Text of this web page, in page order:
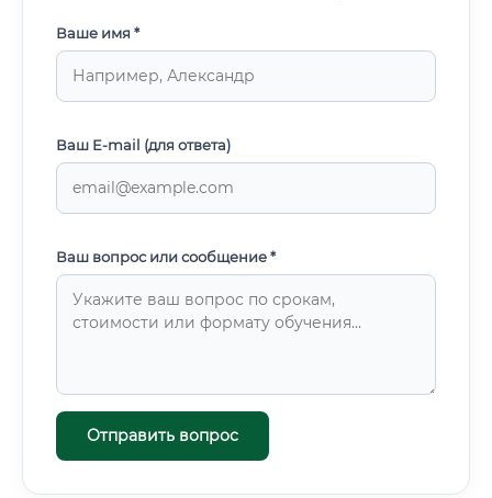
Ваше имя *
Ваш E-mail (для ответа)
Ваш вопрос или сообщение *
Отправить вопрос